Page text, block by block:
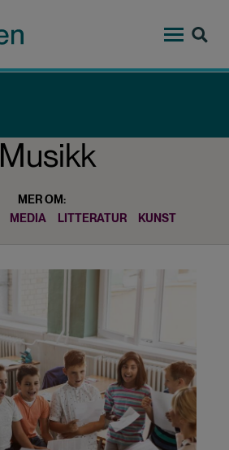
Top
Musikk
MER OM:
MEDIA LITTERATUR KUNST